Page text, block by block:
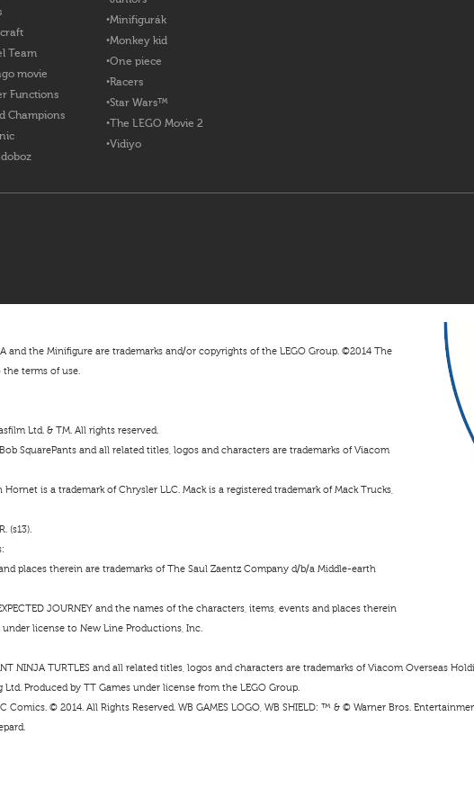
Team
movie
Functions
Champions
Minifigurák
Monkey kid
One piece
Racers
Star Wars™
The LEGO Movie 2
Vidiyo
and the Minifigure are trademarks and/or copyrights of the LEGO Group. ©2014 The
the terms of use.
Ltd. & TM. All rights reserved.
SquarePants and all related titles, logos and characters are trademarks of Viacom
is a trademark of Chrysler LLC. Mack is a registered trademark of Mack Trucks,
(s13).
places therein are trademarks of The Saul Zaentz Company d/b/a Middle-earth
JOURNEY and the names of the characters, items, events and places therein
license to New Line Productions, Inc.
NINJA TURTLES and all related titles, logos and characters are trademarks of Viacom Overseas
Ltd. Produced by TT Games under license from the LEGO Group.
© 2014. All Rights Reserved. WB GAMES LOGO, WB SHIELD: ™ & © Warner Bros.